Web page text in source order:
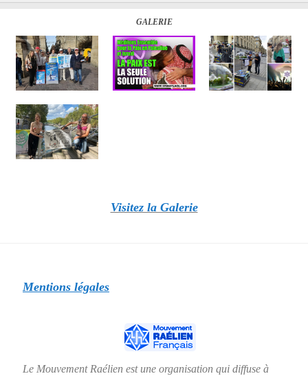
GALERIE
Visitez la Galerie
Mentions légales
Le Mouvement Raélien est une organisation qui diffuse à